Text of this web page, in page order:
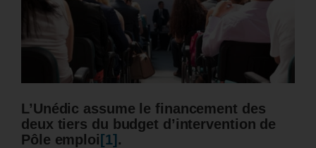
L’Unédic assume le financement des
deux tiers du budget d’intervention de
Pôle emploi [1] .